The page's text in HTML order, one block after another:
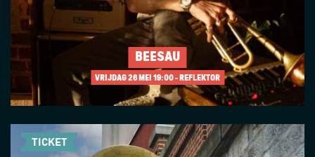
BÉESAU
VRIJDAG 26 MEI 19:00 - REFLEKTOR
TICKET